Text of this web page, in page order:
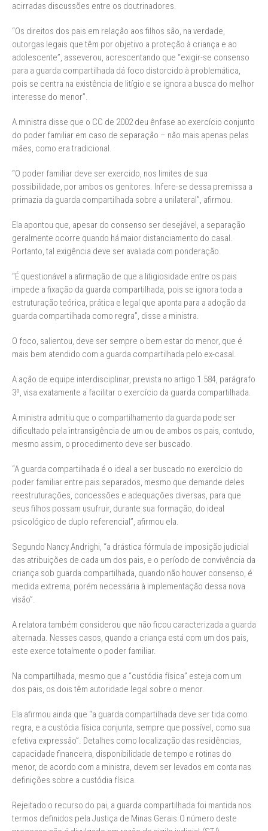
acirradas discussões entre os doutrinadores.
“Os direitos dos pais em relação aos filhos são, na verdade,
outorgas legais que têm por objetivo a proteção à criança e ao
adolescente”, asseverou, acrescentando que “exigir-se consenso
para a guarda compartilhada dá foco distorcido à problemática,
pois se centra na existência de litígio e se ignora a busca do melhor
interesse do menor”.
A ministra disse que o CC de 2002 deu ênfase ao exercício conjunto
do poder familiar em caso de separação – não mais apenas pelas
mães, como era tradicional.
“O poder familiar deve ser exercido, nos limites de sua
possibilidade, por ambos os genitores. Infere-se dessa premissa a
primazia da guarda compartilhada sobre a unilateral”, afirmou.
Ela apontou que, apesar do consenso ser desejável, a separação
geralmente ocorre quando há maior distanciamento do casal.
Portanto, tal exigência deve ser avaliada com ponderação.
“É questionável a afirmação de que a litigiosidade entre os pais
impede a fixação da guarda compartilhada, pois se ignora toda a
estruturação teórica, prática e legal que aponta para a adoção da
guarda compartilhada como regra”, disse a ministra.
O foco, salientou, deve ser sempre o bem estar do menor, que é
mais bem atendido com a guarda compartilhada pelo ex-casal.
A ação de equipe interdisciplinar, prevista no artigo 1.584, parágrafo
3º, visa exatamente a facilitar o exercício da guarda compartilhada.
A ministra admitiu que o compartilhamento da guarda pode ser
dificultado pela intransigência de um ou de ambos os pais, contudo,
mesmo assim, o procedimento deve ser buscado.
“A guarda compartilhada é o ideal a ser buscado no exercício do
poder familiar entre pais separados, mesmo que demande deles
reestruturações, concessões e adequações diversas, para que
seus filhos possam usufruir, durante sua formação, do ideal
psicológico de duplo referencial”, afirmou ela.
Segundo Nancy Andrighi, “a drástica fórmula de imposição judicial
das atribuições de cada um dos pais, e o período de convivência da
criança sob guarda compartilhada, quando não houver consenso, é
medida extrema, porém necessária à implementação dessa nova
visão”.
A relatora também considerou que não ficou caracterizada a guarda
alternada. Nesses casos, quando a criança está com um dos pais,
este exerce totalmente o poder familiar.
Na compartilhada, mesmo que a “custódia física” esteja com um
dos pais, os dois têm autoridade legal sobre o menor.
Ela afirmou ainda que “a guarda compartilhada deve ser tida como
regra, e a custódia física conjunta, sempre que possível, como sua
efetiva expressão”. Detalhes como localização das residências,
capacidade financeira, disponibilidade de tempo e rotinas do
menor, de acordo com a ministra, devem ser levados em conta nas
definições sobre a custódia física.
Rejeitado o recurso do pai, a guarda compartilhada foi mantida nos
termos definidos pela Justiça de Minas Gerais.O número deste